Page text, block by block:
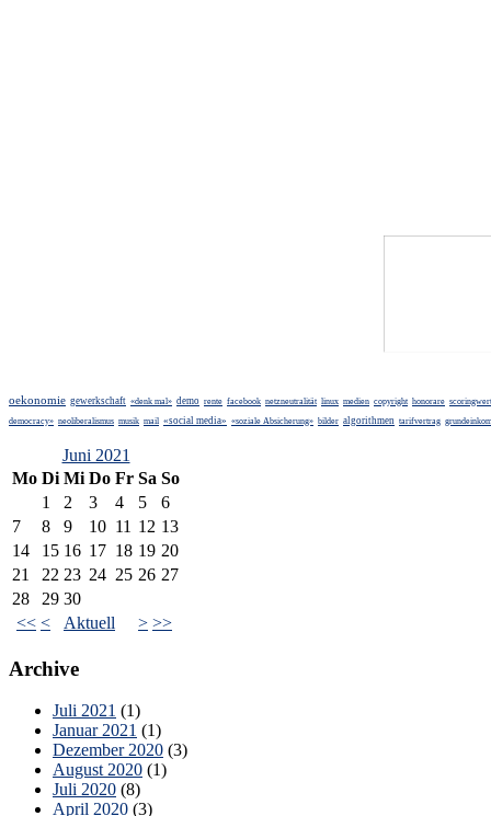
oekonomie gewerkschaft «denk mal» demo rente facebook netzneutralität linux medien copyright honorare scoringwert
democracy» neoliberalismus musik mail «social media» «soziale Absicherung» bilder algorithmen tarifvertrag
Juni 2021
Mo Di Mi Do Fr Sa So
1
2 3 4 5
6
7
8 9 10 11 12 13
14
15 16 17 18 19 20
21
22 23 24 25 26 27
28
29 30
<< < Aktuell > >>
Archive
Juli 2021 (1)
Januar 2021 (1)
Dezember 2020 (3)
August 2020 (1)
Juli 2020 (8)
April 2020 (3)